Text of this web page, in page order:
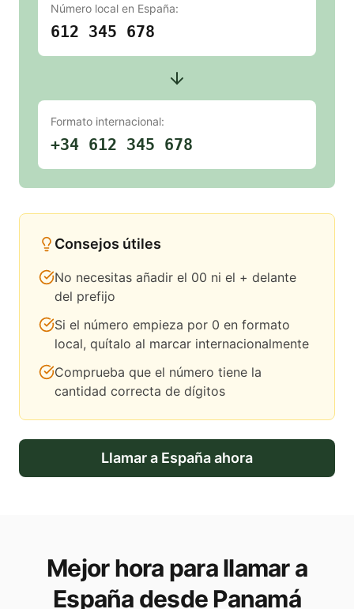
Número local en España:
612 345 678
Formato internacional:
+34 612 345 678
Consejos útiles
No necesitas añadir el 00 ni el + delante
del prefijo
Si el número empieza por 0 en formato
local, quítalo al marcar internacionalmente
Comprueba que el número tiene la
cantidad correcta de dígitos
Llamar a Españaahora
Mejor hora para llamar a
España desde Panamá